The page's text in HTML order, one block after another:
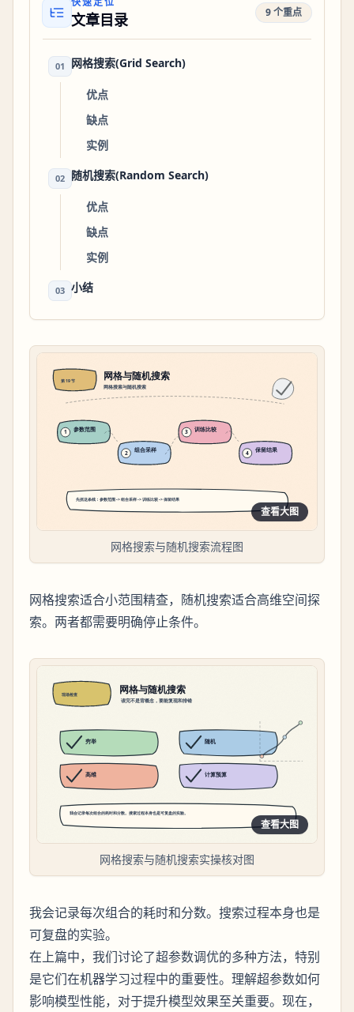
文章目录 9 个重点
01 网格搜索(Grid Search)
优点
缺点
实例
02 随机搜索(Random Search)
优点
缺点
实例
03 小结
查看大图
网格搜索与随机搜索流程图
网格搜索适合小范围精查，随机搜索适合高维空间探
索。两者都需要明确停止条件。
查看大图
网格搜索与随机搜索实操核对图
我会记录每次组合的耗时和分数。搜索过程本身也是
可复盘的实验。
在上篇中，我们讨论了超参数调优的多种方法，特别
是它们在机器学习过程中的重要性。理解超参数如何
影响模型性能，对于提升模型效果至关重要。现在，